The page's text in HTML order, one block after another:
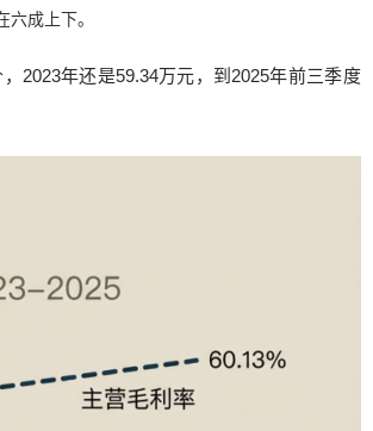
成上下。
2023年还是59.34万元，到2025年前三季度